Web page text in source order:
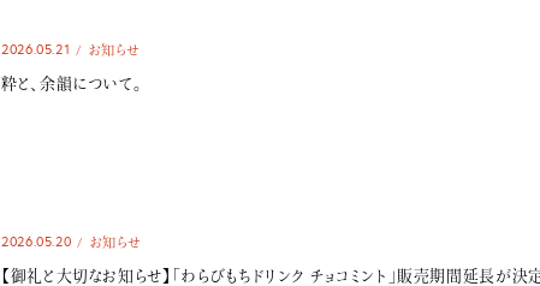
2026.05.21 お知らせ
粋と、余韻について。
2026.05.20 お知らせ
【御礼と大切なお知らせ】「わらびもちドリンク チョコミント」販売期間延長が決